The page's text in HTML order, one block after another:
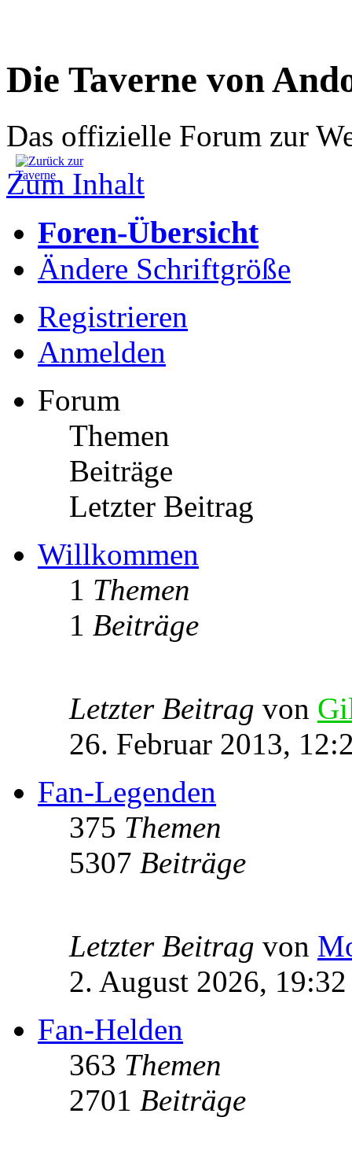
Die Taverne von
Das offizielle Forum zur
Zum Inhalt
Foren-Übersicht
Ändere Schriftgröße
Registrieren
Anmelden
Forum
Themen
Beiträge
Letzter Beitrag
Willkommen
1 Themen
1 Beiträge
Letzter Beitrag von
26. Februar 2013,
Fan-Legenden
375 Themen
5307 Beiträge
Letzter Beitrag von
2. August 2026, 19:32
Fan-Helden
363 Themen
2701 Beiträge